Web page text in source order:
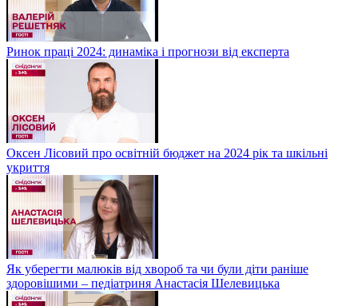
Ринок праці 2024: динаміка і прогнози від експерта
Оксен Лісовий про освітній бюджет на 2024 рік та шкільні
укриття
Як уберегти малюків від хвороб та чи були діти раніше
здоровішими – педіатриня Анастасія Шелевицька